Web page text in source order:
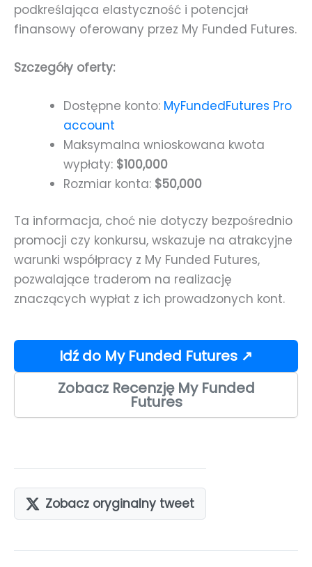
podkreślająca elastyczność i potencjał
finansowy oferowany przez My Funded Futures.
Szczegóły oferty:
Dostępne konto: MyFundedFutures Pro
account
Maksymalna wnioskowana kwota
wypłaty: $100,000
Rozmiar konta: $50,000
Ta informacja, choć nie dotyczy bezpośrednio
promocji czy konkursu, wskazuje na atrakcyjne
warunki współpracy z My Funded Futures,
pozwalające traderom na realizację
znaczących wypłat z ich prowadzonych kont.
Idź do My Funded Futures ↗
Zobacz Recenzję My Funded
Futures
Zobacz oryginalny tweet